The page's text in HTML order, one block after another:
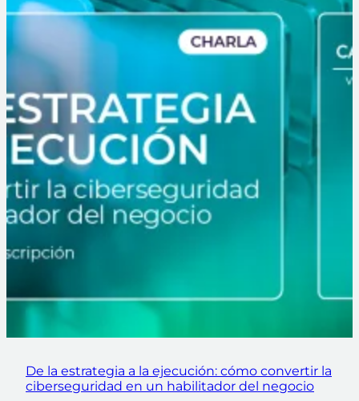
De la estrategia a la ejecución: cómo convertir la
ciberseguridad en un habilitador del negocio